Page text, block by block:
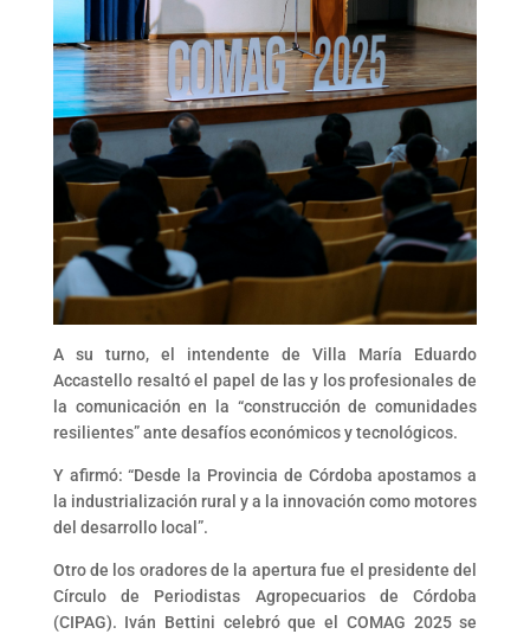
A su turno, el intendente de Villa María Eduardo
Accastello resaltó el papel de las y los profesionales de
la comunicación en la “construcción de comunidades
resilientes” ante desafíos económicos y tecnológicos.
Y afirmó: “Desde la Provincia de Córdoba apostamos a
la industrialización rural y a la innovación como motores
del desarrollo local”.
Otro de los oradores de la apertura fue el presidente del
Círculo de Periodistas Agropecuarios de Córdoba
(CIPAG). Iván Bettini celebró que el COMAG 2025 se